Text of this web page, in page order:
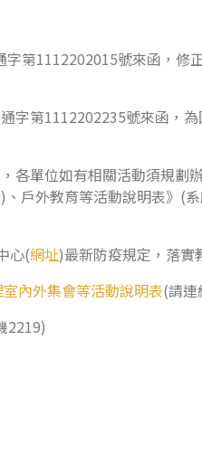
第1112202015號來函，
字第1112202235號來函，
各單位如有相關活動須規
戶外教育等活動說明表》(
心(網址)最新防疫規定，落實
內外集會等活動說明表(請連
2219)